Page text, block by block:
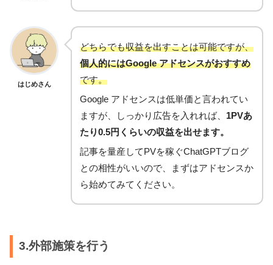
はじめさん
どちらでも収益を出すことは可能ですが、
個人的にはGoogle アドセンスがおすすめ
です。
Google アドセンスは低単価と言われてい
ますが、しっかり広告を入れれば、 1PVあ
たり0.5円くらいの収益を出せます。
記事を量産してPVを稼ぐChatGPTブログ
との相性がいいので、まずはアドセンスか
ら始めてみてください。
3.外部施策を行う